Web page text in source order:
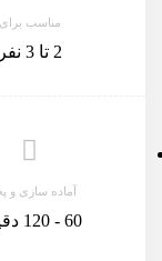
مناسب برای
2 تا 3 نفر
آماده سازی و
60 - 120 دقیقه